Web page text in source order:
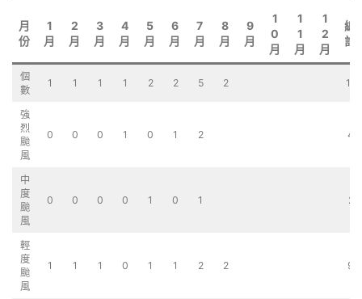
月
份
1
月
2
月
3
月
4
月
5
月
6
月
7
月
8
月
9
月
1
0
月
1
1
月
1
2
月
總
計
個
數
1 1 1 1 2 2 5 2 15
強
烈
颱
風
0 0 0 1 0 1 2 4
中
度
颱
風
0 0 0 0 1 0 1 2
輕
度
颱
風
1 1 1 0 1 1 2 2 9